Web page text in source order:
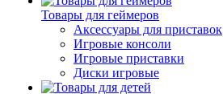
Товары для геймеров
Аксессуары для приставок
Игровые консоли
Игровые приставки
Диски игровые